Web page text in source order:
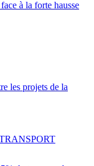
à la forte hausse
les projets de la